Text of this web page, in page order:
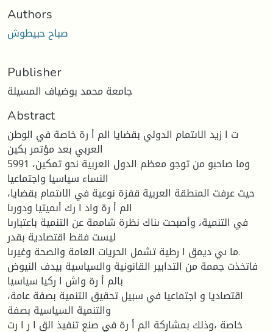
Authors
صباح حبيطوش
Publisher
جامعة محمد بوضياف المسيلة
Abstract
ت ا زيد الاىتمام الدولي بقضايا الم أ رة خاصة في الوطن
العربي بعد مؤتمر بكين
5991 ،وما صاحبو من توجو معظم الدول العربية نحو تمكين
النساء سياسيا واجتماعيا
،حيث عرفت المنطقة العربية قفزة نوعية في الاىتمام بقضايا
الم أ رة واد ا رك أىميتيا ودورىا
في التنمية، وأصبحت ىناك نظرة شاممة عن التنمية باعتبارىا
ليست فقط اقتصادية بقدر
ما ىي ديمق ا رطية تشمل الحريات العامة والصحة وغيرىا.
فاتخذت جممة من التدابير القانونية والسياسية بيدف النيوض
بالم أ رة واش ا ركيا سياسيا
،اقتصاديا و اجتماعيا في سبيل تحقيق التنمية بصفة عامة
والتنمية السياسية بصفة
خاصة ،وذلك بمشاركة الم أ رة في صنع تنفيذ الق ا ر ا رت